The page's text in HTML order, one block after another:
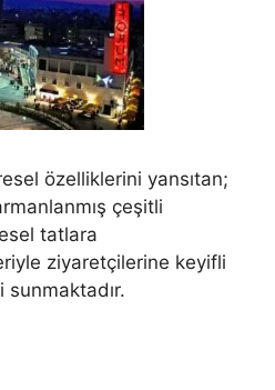
özelliklerini yansıtan;
çeşitli
tatlara
ziyaretçilerine keyifli
sunmaktadır.